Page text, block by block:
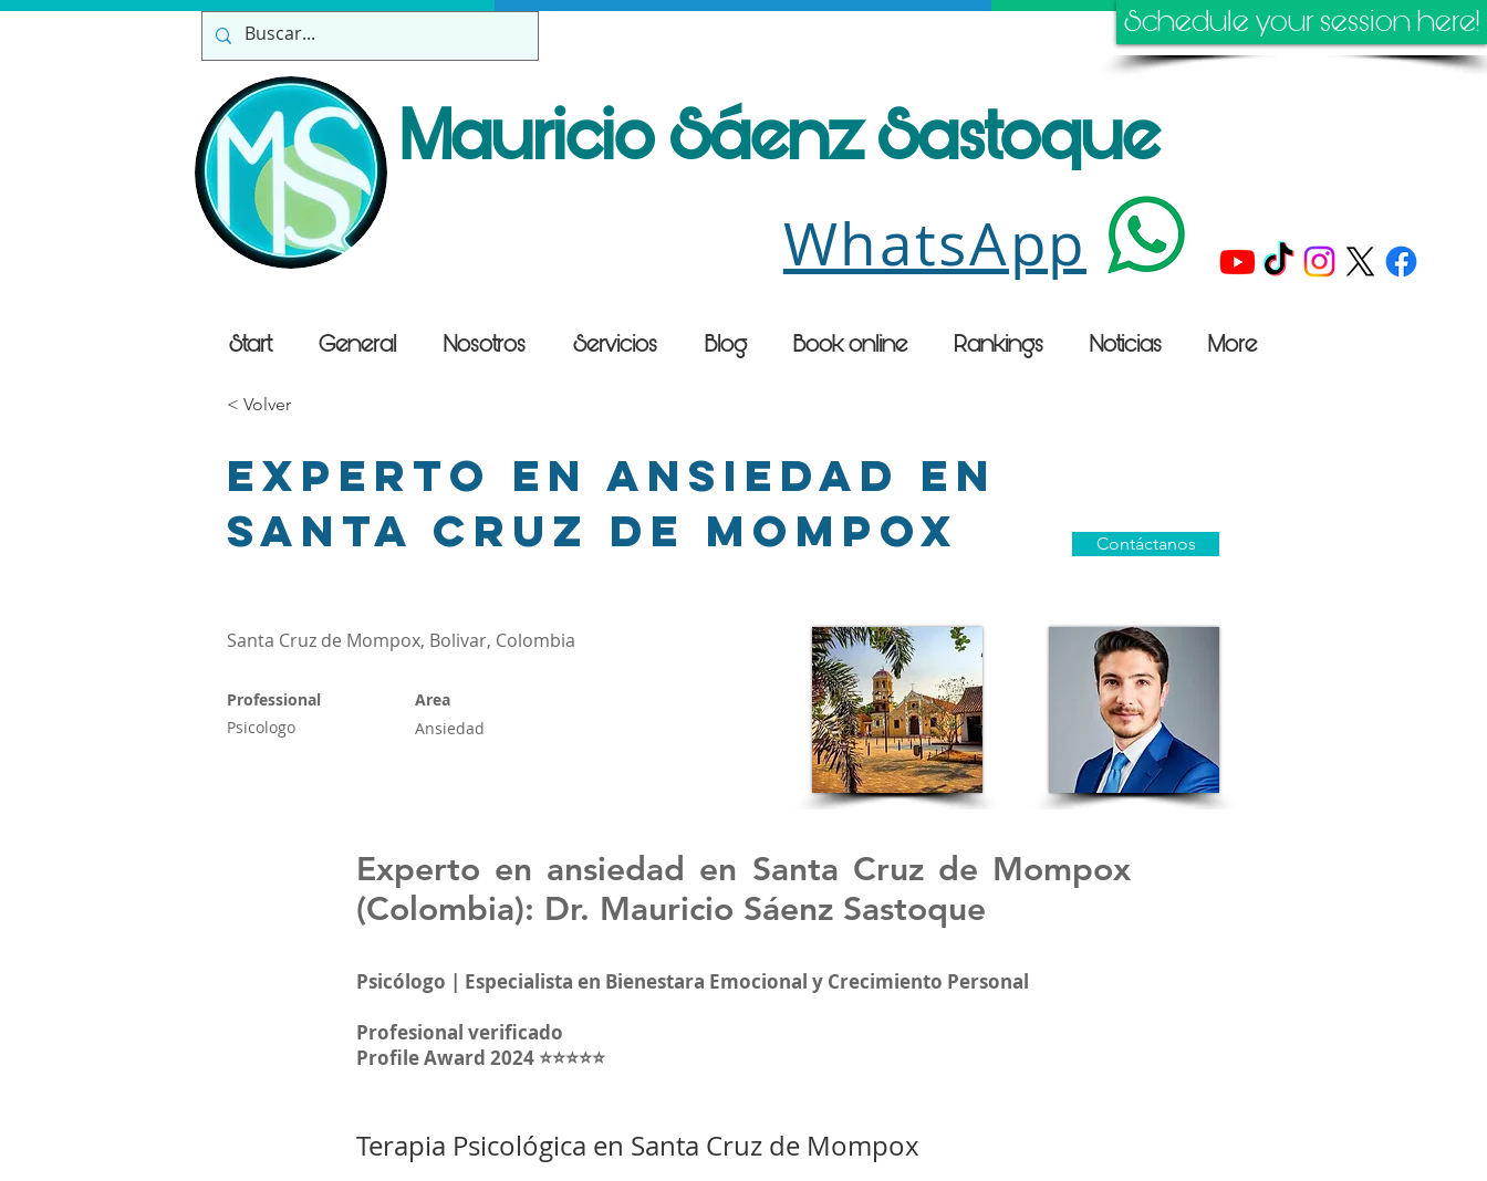
Schedule your session here!
Mauricio Sáenz Sastoque
WhatsApp
< Volver
Experto en ansiedad en
Santa Cruz de Mompox
Contáctanos
Santa Cruz de Mompox, Bolivar, Colombia
Professional
Psicologo
Area
Ansiedad
Experto en ansiedad en Santa Cruz de Mompox
(Colombia): Dr. Mauricio Sáenz Sastoque
Psicólogo | Especialista en Bienestara Emocional y Crecimiento Personal
Profesional verificado
Profile Award 2024 ⭐⭐⭐⭐⭐
Terapia Psicológica en Santa Cruz de Mompox
Start General Nosotros Servicios Blog Book online Rankings Noticias More